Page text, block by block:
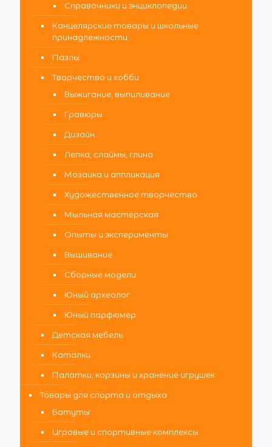
Справочники и энциклопедии
Канцелярские товары и школьные
принадлежности
Пазлы
Творчество и хобби
Выжигание, выпиливание
Гравюры
Дизайн
Лепка, слаймы, глина
Мозаика и аппликация
Художественное творчество
Мыльная мастерская
Опыты и эксперименты
Вышивание
Сборные модели
Юный археолог
Юный парфюмер
Детская мебель
Каталки
Палатки, корзины и хранение игрушек
Товары для спорта и отдыха
Батуты
Игровые и спортивные комплексы